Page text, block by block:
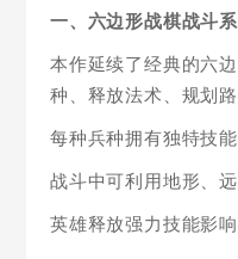
一、六边形战棋战斗
本作延续了经典的六
种、释放法术、规划
每种兵种拥有独特技
战斗中可利用地形、
英雄释放强力技能影